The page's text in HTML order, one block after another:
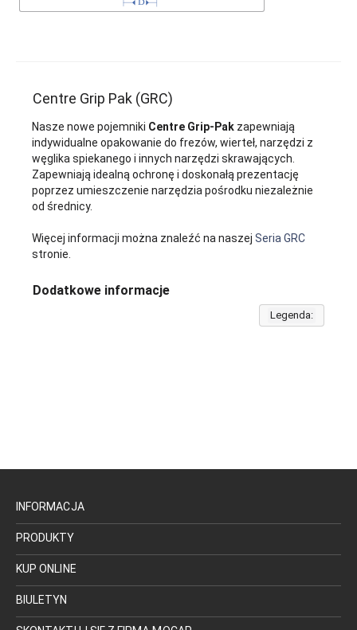
Centre Grip Pak (GRC)
Nasze nowe pojemniki Centre Grip-Pak zapewniają
indywidualne opakowanie do frezów, wierteł, narzędzi z
węglika spiekanego i innych narzędzi skrawających.
Zapewniają idealną ochronę i doskonałą prezentację
poprzez umieszczenie narzędzia pośrodku niezależnie
od średnicy.
Więcej informacji można znaleźć na naszejSeria GRC
stronie.
Dodatkowe informacje
Legenda:
INFORMACJA
PRODUKTY
KUP ONLINE
BIULETYN